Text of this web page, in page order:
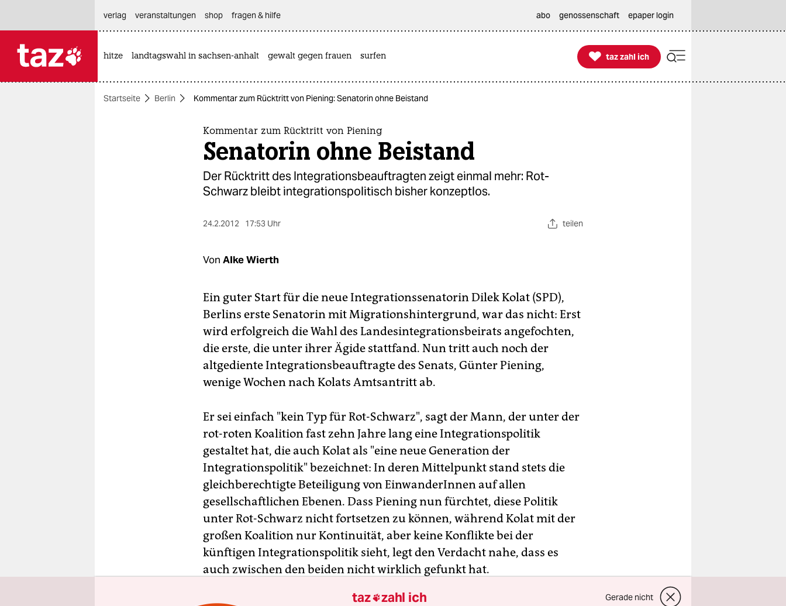
themen
verlag
veranstaltungen shop fragen & hilfe abo genossenschaft epaper login
hitze landtagswahl in sachsen-anhalt gewalt gegen frauen surfen 
taz zahl ich
taz zahl ich
Startseite Berlin Kommentar zum Rücktritt von Piening: Senatorin ohne Beistand
Kommentar zum Rücktritt von Piening
Senatorin ohne Beistand
Der Rücktritt des Integrationsbeauftragten zeigt einmal mehr: Rot-
Schwarz bleibt integrationspolitisch bisher konzeptlos.
24.2.2012 17:53 Uhr teilen
Von Alke Wierth
Ein guter Start für die neue Integrationssenatorin Dilek Kolat (SPD),
Berlins erste Senatorin mit Migrationshintergrund, war das nicht: Erst
wird erfolgreich die Wahl des Landesintegrationsbeirats angefochten,
die erste, die unter ihrer Ägide stattfand. Nun tritt auch noch der
altgediente Integrationsbeauftragte des Senats, Günter Piening,
wenige Wochen nach Kolats Amtsantritt ab.
Er sei einfach "kein Typ für Rot-Schwarz", sagt der Mann, der unter der
rot-roten Koalition fast zehn Jahre lang eine Integrationspolitik
gestaltet hat, die auch Kolat als "eine neue Generation der
Integrationspolitik" bezeichnet: In deren Mittelpunkt stand stets die
gleichberechtigte Beteiligung von EinwanderInnen auf allen
gesellschaftlichen Ebenen. Dass Piening nun fürchtet, diese Politik
unter Rot-Schwarz nicht fortsetzen zu können, während Kolat mit der
großen Koalition nur Kontinuität, aber keine Konflikte bei der
künftigen Integrationspolitik sieht, legt den Verdacht nahe, dass es
auch zwischen den beiden nicht wirklich gefunkt hat.
taz zahl ich Gerade nicht